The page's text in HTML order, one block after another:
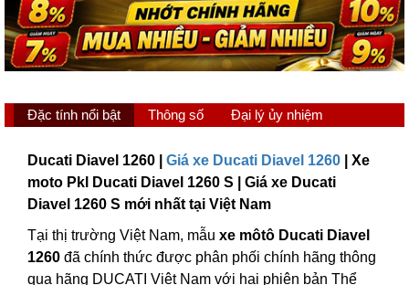
Đặc tính nổi bật Thông số Đại lý ủy nhiệm
Ducati Diavel 1260 | Giá xe Ducati Diavel 1260 | Xe
moto Pkl Ducati Diavel 1260 S | Giá xe Ducati
Diavel 1260 S mới nhất tại Việt Nam
Tại thị trường Việt Nam, mẫu xe môtô Ducati Diavel
1260 đã chính thức được phân phối chính hãng thông
qua hãng DUCATI Việt Nam với hai phiên bản Thể